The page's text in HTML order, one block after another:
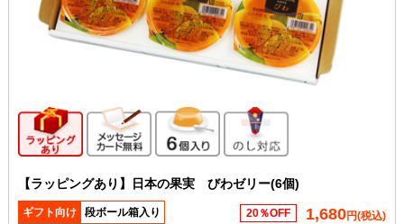
ギフト向け商品メッセージカード無料
6個入り のし対応
【ラッピングあり】日本の果実 びわゼリー(6個)
ギフト向け 段ボール箱入り 20％OFF 1,680円(税込)